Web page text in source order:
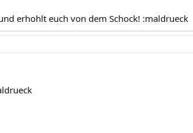
erhohlt euch von dem Schock! :maldrueck